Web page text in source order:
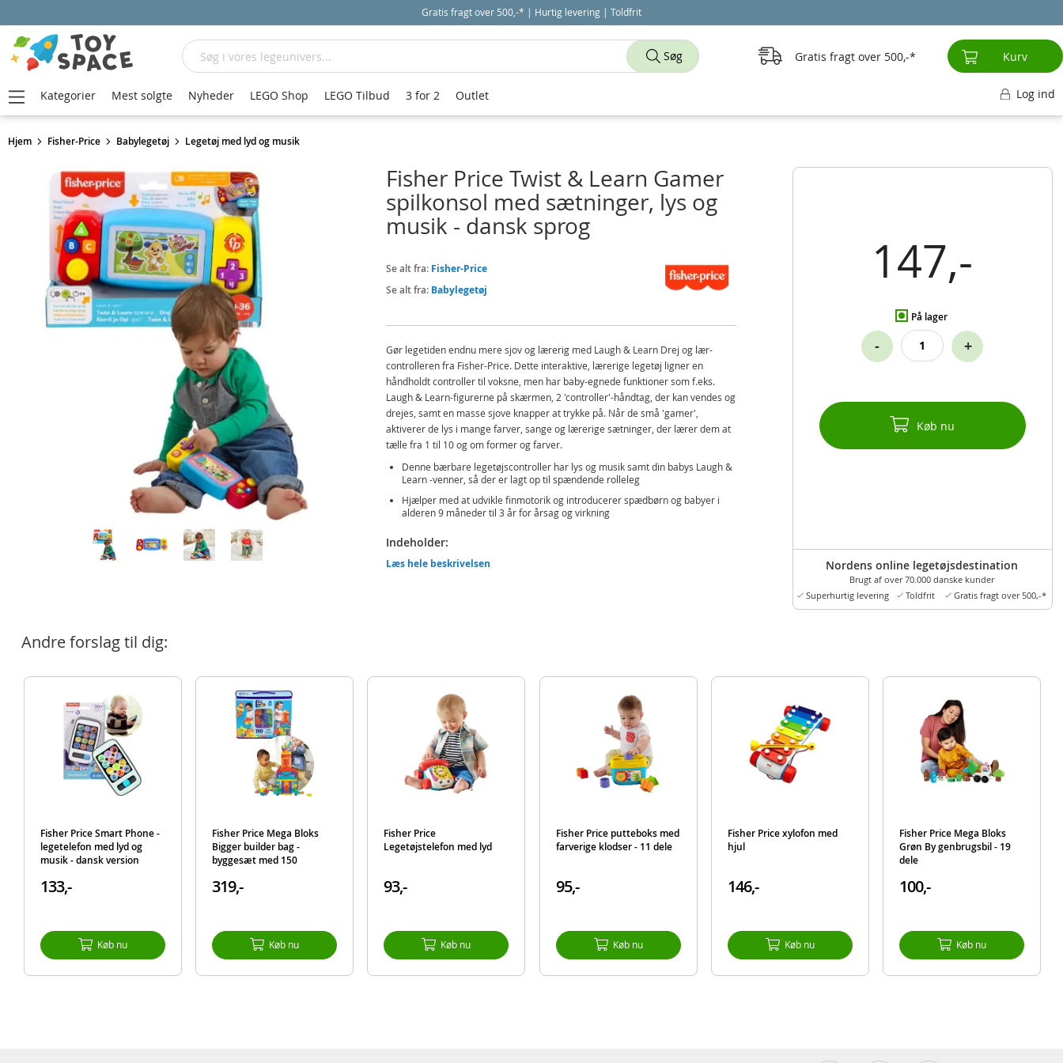
Gratis fragt over 500,-* | Hurtig levering | Toldfrit
Hjem Fisher-Price Babylegetøj Legetøj med lyd og musik
147,-
På lager
- +
Køb nu
Nordens online legetøjsdestination
Brugt af over 70.000 danske kunder
Superhurtig levering
Toldfrit Gratis fragt over 500,-*
Fisher Price Twist & Learn Gamer
spilkonsol med sætninger, lys og
musik - dansk sprog
Se alt fra: Fisher-Price
Se alt fra: Babylegetøj
Gør legetiden endnu mere sjov og lærerig med Laugh & Learn Drej og lær-
controlleren fra Fisher-Price. Dette interaktive, lærerige legetøj ligner en
håndholdt controller til voksne, men har baby-egnede funktioner som f.eks.
Laugh & Learn-figurerne på skærmen, 2 'controller'-håndtag, der kan vendes og
drejes, samt en masse sjove knapper at trykke på. Når de små 'gamer',
aktiverer de lys i mange farver, sange og lærerige sætninger, der lærer dem at
tælle fra 1 til 10 og om former og farver.
Denne bærbare legetøjscontroller har lys og musik samt din babys Laugh &
Learn -venner, så der er lagt op til spændende rolleleg
Hjælper med at udvikle finmotorik og introducerer spædbørn og babyer i
alderen 9 måneder til 3 år for årsag og virkning
Indeholder:
Fisher Price Twist & Learn Gamer spilkonsol med forskellige funktioner
BEMÆRK: Brug globusknappen til at vælge sprog: dansk, norsk, finsk, svensk og
Produktdetaljer
194735144051
Mærke
Læs hele beskrivelsen
Andre forslag til dig:
Fisher Price Smart Phone -
legetelefon med lyd og
musik - dansk version
133,-
Køb nu
Fisher Price Mega Bloks
Bigger builder bag -
byggesæt med 150
319,-
Køb nu
Fisher Price
Legetøjstelefon med lyd
93,-
Køb nu
Fisher Price putteboks med
farverige klodser - 11 dele
95,-
Køb nu
Fisher Price xylofon med
hjul
146,-
Køb nu
Fisher Price Mega Bloks
Grøn By genbrugsbil - 19
dele
100,-
Køb nu
Søg
Søg Gratis fragt over 500,- Kurv
Kategorier Mest solgte Nyheder LEGO Shop LEGO Tilbud 3 for 2 Outlet Log ind